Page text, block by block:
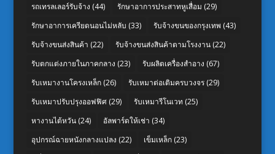
รถเทรลเลอร์รับจ้าง (44) รักษาอาการประสาทหูเสื่อม (29)
รักษาอาการเครียดนอนไม่หลับ (33) รับจ้างขนของกรุงเทพ (43)
รับจ้างขนส่งสินค้า (22) รับจ้างขนส่งสินค้าตามโรงงาน(22)
รับตกแต่งภายในภาคกลาง (23) รับผลิตเครื่องสำอาง (67)
รับเหมางานโครงเหล็ก(26) รับเหมาต่อเติมครบวงจร(29)
รับเหมาปรับปรุงออฟฟิศ(29) รับเหมารีโนเวท (25)
หางานไต้หวัน(24) อัลพาร์ดให้เช่า (34)
อุปกรณ์ฉายหนังกลางแปลง (22) เข็มเหล็ก(23)